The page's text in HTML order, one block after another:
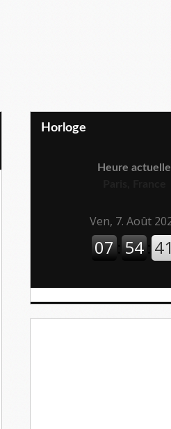
Horloge
Heure actuelle